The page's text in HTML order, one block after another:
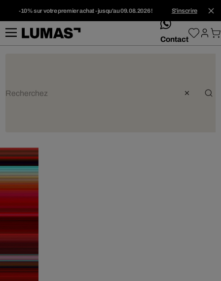
-10% sur votre premier achat - jusqu'au 09.08.2026 ! S'inscrire
whatsApp
Contact